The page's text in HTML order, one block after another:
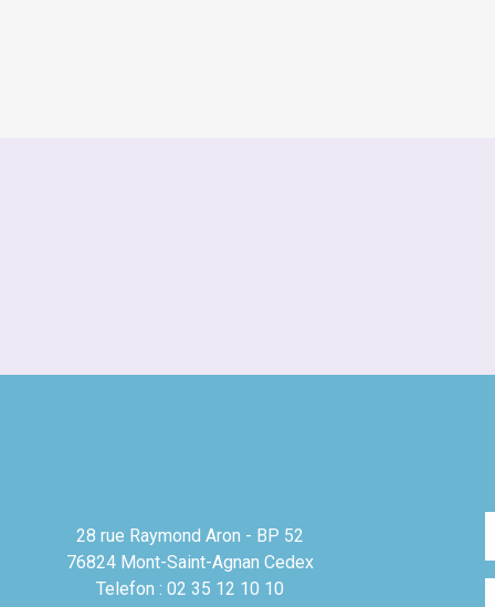
28 rue Raymond Aron - BP 52
76824 Mont-Saint-Agnan Cedex
Telefon : 02 35 12 10 10